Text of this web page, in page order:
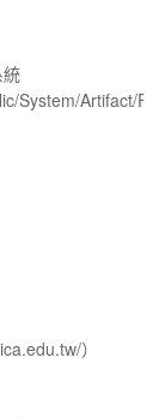
System/Artifact/
）